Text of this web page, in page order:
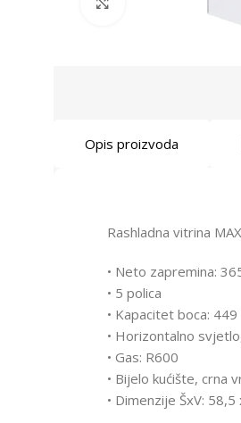
Opis proizvoda
Rashladna vitrina
• Neto zapremina:
• 5 polica
• Kapacitet boca:
• Horizontalno
• Gas: R600
• Bijelo kućište, crna
• Dimenzije ŠxV: